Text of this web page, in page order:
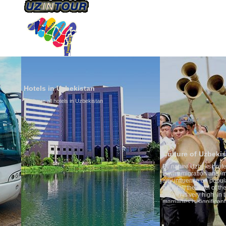
Hotels in Uzbekistan
We have all hotels in Uzbekistan
Culture of Uzbekistan
By nature Uzbeks prefer a
is why migration and
any influence on population
general, the level of the
growth is very high. In the
marriages is significantly high
percentage of divorce cases
in the world. According to
family is regarded as